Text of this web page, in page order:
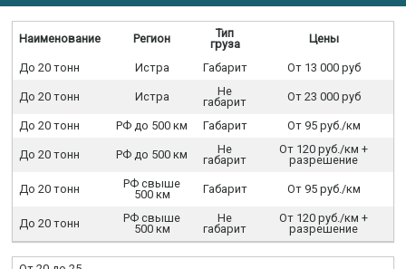
Наименование Регион
Тип
груза
Цены
До 20 тонн Истра Габарит От 13 000 руб
До 20 тонн Истра
Не
габарит
От 23 000 руб
До 20 тонн РФ до 500 км Габарит От 95 руб./км
До 20 тонн РФ до 500 км
Не
габарит
От 120 руб./км +
разрешение
До 20 тонн
РФ свыше
500 км
Габарит От 95 руб./км
До 20 тонн
РФ свыше
500 км
Не
габарит
От 120 руб./км +
разрешение